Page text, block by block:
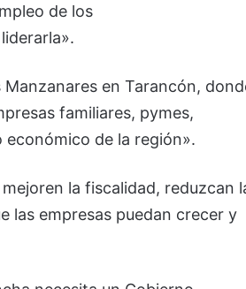
de los
en Tarancón,
familiares, pymes,
de la región».
la fiscalidad, reduzcan
las empresas puedan crecer y